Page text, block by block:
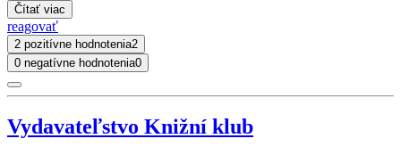
Čítať viac
reagovať
2 pozitívne hodnotenia2
0 negatívne hodnotenia0
Vydavateľstvo Knižní klub